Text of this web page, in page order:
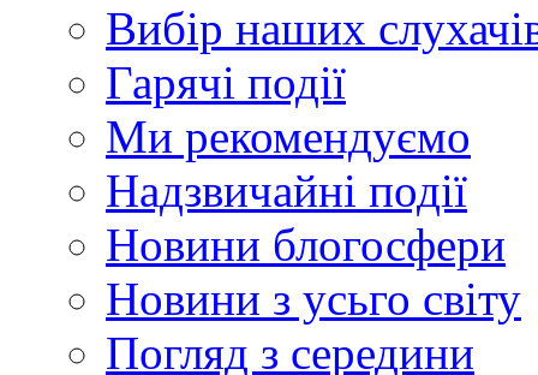
Вибір наших
Гарячі події
Ми рекомендуємо
Надзвичайні події
Новини блогосфери
Новини з усьго світу
Погляд з середини